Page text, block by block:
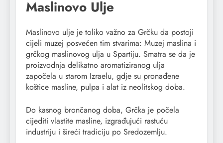
Maslinovo Ulje
Maslinovo ulje je toliko važno za Grčku da postoji
cijeli muzej posvećen tim stvarima: Muzej maslina i
grčkog maslinovog ulja u Spartiju. Smatra se da je
proizvodnja delikatno aromatiziranog ulja
započela u starom Izraelu, gdje su pronađene
koštice masline, pulpa i alat iz neolitskog doba.
Do kasnog brončanog doba, Grčka je počela
cijediti vlastite masline, izgrađujući rastuću
industriju i šireći tradiciju po Sredozemlju.